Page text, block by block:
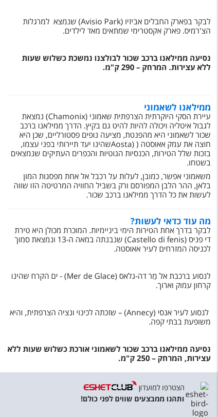
לבקר בפארק החבלים אביזיו (Avisio Park) שנמצא למרגלות
הצ'רמיס. פארק אקסטרימי שמתאים מאד לילדים.
נסיעה ממילאנו ברכב שכור לבולצנו נמשכת כשלוש שעות
ללא עצירות. המרחק – 290 ק"מ.
ממילאנו לשאמוני
עיירת הסקי היוקרתית הצרפתית שאמוני (Chamonix) נמצאת
לגבול איטליה ויכולה להיות להיט גם בקיץ. הדרך ממילאנו ברכב
שכור לשאמוני היא מהפנטת, מציעה נופים פסטורליים, שכן היא
חוצה את עמק אאוסטה ( (Aostaשהינו יעד תיירותי בפני עצמו,
בזכות שלל הטירות, הכנסיות הגוטיות והכפרים העתיקים שנמצאים
בשטחו.
משאמוני אפשר, כמובן, לעלות על רכבל אל אחת מפסגות המון
בלאן, ההר הלבן המפורסם ורק בשביל החוויה המרטיטה הזו שווה
לעשות את כל הדרך ממילאנו ברכב שכור.
מה עוד כדאי לעשות?
לבקר בדרך אחת הטירות הימי ביניימיות. המוכרת מכולן היא טירת
די פניס (Castello di fenis)
שנבנתה במאה ה-13 ונמצאת סמוך
לכניסה המזרחים לעיר אאוסטה.
לנסוע ברכבת אל מֵר דה-גלאס (Mer de Glace) - ים הקרח שהינו
קרחון עמוק וארוך.
לנסוע לעיר אנסי (Annecy) – שזכתה לכינוי ונציה הצרפתית, והיא
משופעת בבתי קפה.
נסיעה ממילאנו ברכב שכור לשאמוני אורכת כשלוש שעות ללא
עצירות, המרחק – 250 ק"מ.
הצטרפו למועדון
ותהנו ממבצעים שווים לפני כולם!